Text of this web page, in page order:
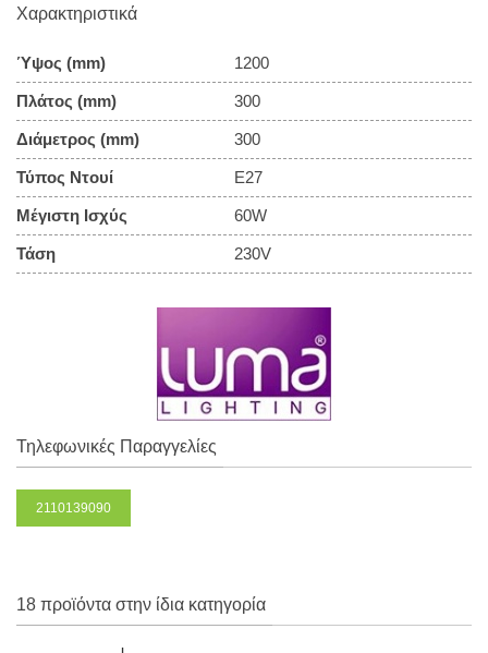
Χαρακτηριστικά
Ύψος (mm) 1200
Πλάτος (mm) 300
Διάμετρος (mm) 300
Τύπος Ντουί E27
Μέγιστη Ισχύς 60W
Τάση 230V
Τηλεφωνικές Παραγγελίες
2110139090
18 προϊόντα στην ίδια κατηγορία